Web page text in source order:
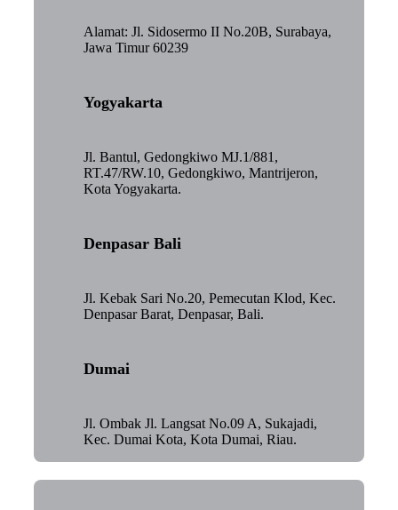
Alamat: Jl. Sidosermo II No.20B, Surabaya,
Jawa Timur 60239
Yogyakarta
Jl. Bantul, Gedongkiwo MJ.1/881,
RT.47/RW.10, Gedongkiwo, Mantrijeron,
Kota Yogyakarta.
Denpasar Bali
Jl. Kebak Sari No.20, Pemecutan Klod, Kec.
Denpasar Barat, Denpasar, Bali.
Dumai
Jl. Ombak Jl. Langsat No.09 A, Sukajadi,
Kec. Dumai Kota, Kota Dumai, Riau.